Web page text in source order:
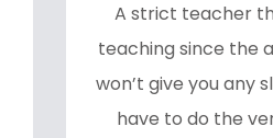
A strict teacher
teaching since the
won’t give you any
have to do the